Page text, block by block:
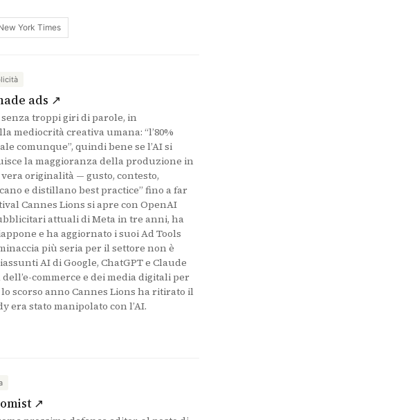
York Times
ads ↗
senza troppi giri di parole, in
mediocrità creativa umana: “l’80%
comunque”, quindi bene se l’AI si
la maggioranza della produzione in
originalità — gusto, contesto,
e distillano best practice” fino a far
Cannes Lions si apre con OpenAI
attuali di Meta in tre anni, ha
e ha aggiornato i suoi Ad Tools
più seria per il settore non è
AI di Google, ChatGPT e Claude
commerce e dei media digitali per
scorso anno Cannes Lions ha ritirato il
era stato manipolato con l’AI.
↗